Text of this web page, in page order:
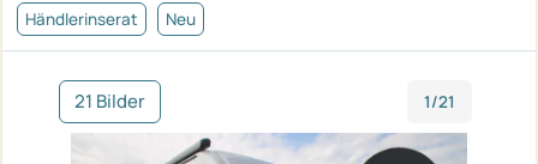
Händlerinserat Neu
21 Bilder 1/21